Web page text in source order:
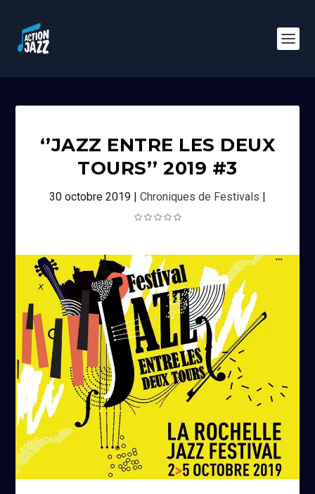
‘’JAZZ ENTRE LES DEUX
TOURS’’ 2019 #3
30 octobre 2019 | Chroniques de Festivals |